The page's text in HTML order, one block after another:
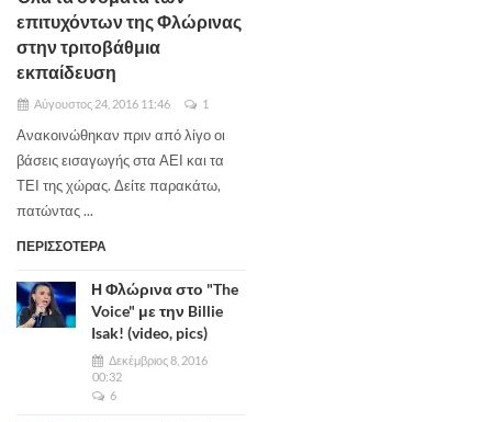
επιτυχόντων της Φλώρινας
στην τριτοβάθμια
εκπαίδευση
Αύγουστος 24, 2016 11:46 1
Ανακοινώθηκαν πριν από λίγο οι
βάσεις εισαγωγής στα ΑΕΙ και τα
ΤΕΙ της χώρας. Δείτε παρακάτω,
πατώντας ...
ΠΕΡΙΣΣΟΤΕΡΑ
Η Φλώρινα στο "The
Voice" με την Billie
Isak! (video, pics)
Δεκέμβριος 8, 2016
00:32
6